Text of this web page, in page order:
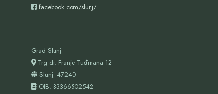
facebook.com/slunj/
Grad Slunj
Trg dr. Franje Tuđmana 12
Slunj, 47240
OIB: 33366502542